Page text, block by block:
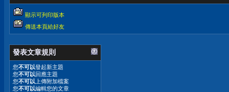
顯示可列印版本
傳送本頁給好友
發表文章規則
您不可以發起新主題
您不可以回應主題
您不可以 上傳附加檔案
您不可以編輯您的文章